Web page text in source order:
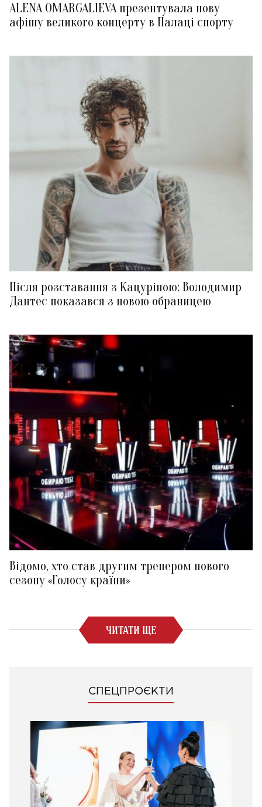
ALENA OMARGALIEVA презентувала нову
афішу великого концерту в Палаці спорту
Після розставання з Кацуріною: Володимир
Дантес показався з новою обраницею
Відомо, хто став другим тренером нового
сезону «Голосу країни»
ЧИТАТИ ЩЕ
СПЕЦПРОЄКТИ